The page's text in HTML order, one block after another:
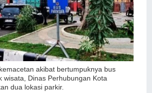
akibat bertumpuknya bus
wisata, Dinas Perhubungan Kota
dua lokasi parkir.